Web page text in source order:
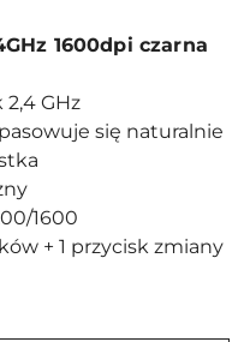
1600dpi czarna
GHz
się naturalnie
1600
+ 1 przycisk zmiany